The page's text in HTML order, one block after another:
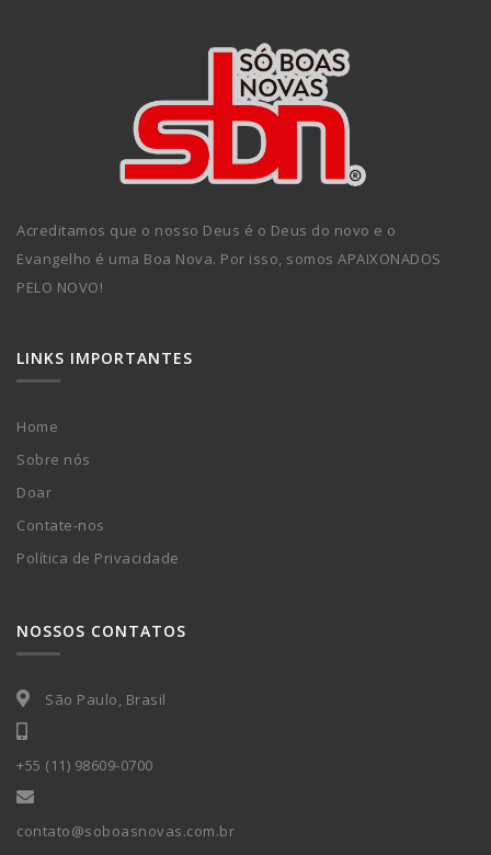
Acreditamos que o nosso Deus é o Deus do novo e o
Evangelho é uma Boa Nova. Por isso, somos APAIXONADOS
PELO NOVO!
LINKS IMPORTANTES
Home
Sobre nós
Doar
Contate-nos
Política de Privacidade
NOSSOS CONTATOS
São Paulo, Brasil
+55 (11) 98609-0700
contato@soboasnovas.com.br